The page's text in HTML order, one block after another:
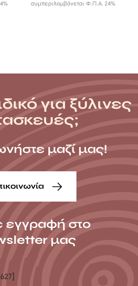
συμπεριλαμβάνεται Φ.Π.Α. 24%
για ξύλινες
μαζί μας!
εγγραφή στο
μας